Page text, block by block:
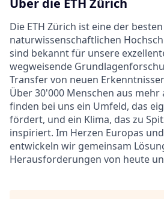
Über die ETH Zürich
Die ETH Zürich ist eine der
naturwissenschaftlichen
sind bekannt für unsere
wegweisende
Transfer von neuen
Über 30'000 Menschen aus mehr
finden bei uns ein Umfeld, das
fördert, und ein Klima, das zu
inspiriert. Im Herzen Europas
entwickeln wir gemeinsam
Herausforderungen von heute